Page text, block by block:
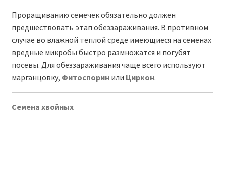
Проращиванию семечек обязательно должен
предшествовать этап обеззараживания. В противном
случае во влажной теплой среде имеющиеся на семенах
вредные микробы быстро размножатся и погубят
посевы. Для обеззараживания чаще всего используют
марганцовку, Фитоспоринили Циркон.
Семена хвойных